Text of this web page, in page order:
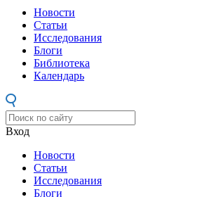
Новости
Статьи
Исследования
Блоги
Библиотека
Календарь
Вход
Новости
Статьи
Исследования
Блоги